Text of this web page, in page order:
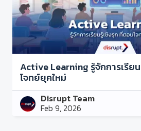
Active Learning รู้จักการเรีย
โจทย์ยุคใหม่
Disrupt Team
Feb 9, 2026